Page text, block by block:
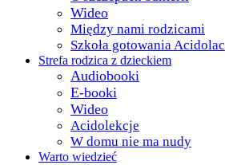
Wideo
Między nami rodzicami
Szkoła gotowania Acidolac
Strefa rodzica z dzieckiem
Audiobooki
E-booki
Wideo
Acidolekcje
W domu nie ma nudy
Warto wiedzieć